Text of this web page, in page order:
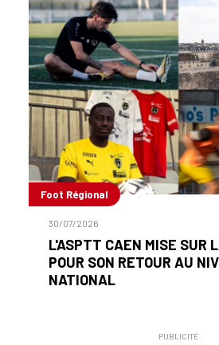
Foot Régional
30/07/2026
L'ASPTT CAEN MISE SUR
POUR SON RETOUR AU
NATIONAL
PUBLICITÉ